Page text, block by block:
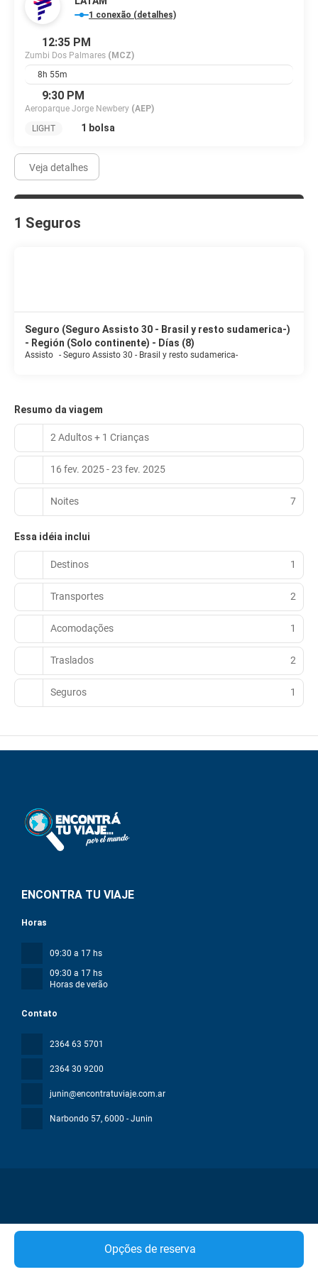
Opções de reserva
1 conexão (detalhes)
12:35 PM
Zumbi Dos Palmares (MCZ)
8h 55m
9:30 PM
Aeroparque Jorge Newbery (AEP)
LIGHT
1 bolsa
Veja detalhes
1 Seguros
Seguro (Seguro Assisto 30 - Brasil y resto sudamerica-)
- Región (Solo continente) - Días (8)
Assisto - Seguro Assisto 30 - Brasil y resto sudamerica-
Resumo da viagem
2 Adultos + 1 Crianças
16 fev. 2025 - 23 fev. 2025
Noites 7
Essa idéia inclui
Destinos 1
Transportes 2
Acomodações 1
Traslados 2
Seguros 1
ENCONTRA TU VIAJE
Contato
2364 63 5701
2364 30 9200
junin@encontratuviaje.com.ar
Narbondo 57, 6000 - Junin
Horas
09:30 a 17 hs
09:30 a 17 hs
Horas de verão